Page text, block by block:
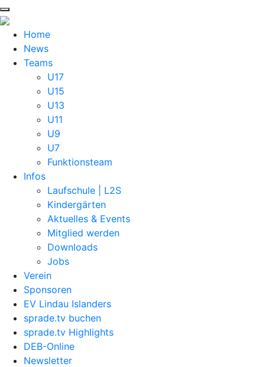
Home
News
Teams
U17
U15
U13
U11
U9
U7
Funktionsteam
Infos
Laufschule | L2S
Kindergärten
Aktuelles & Events
Mitglied werden
Downloads
Jobs
Verein
Sponsoren
EV Lindau Islanders
sprade.tv buchen
sprade.tv Highlights
DEB-Online
Newsletter